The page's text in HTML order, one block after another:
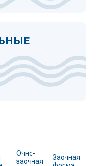
Очно-
заочная
Заочная